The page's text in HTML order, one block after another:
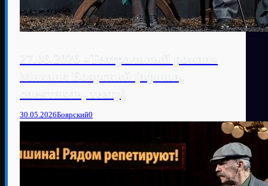
27.06.2026 «Театральный роман»
Михаил Боярский (афиша,
спектакль, театр)
30.05.2026Боярский0